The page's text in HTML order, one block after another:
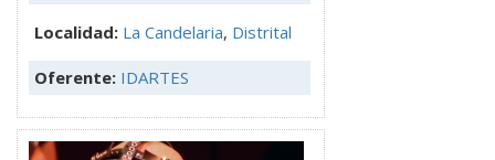
Localidad: La Candelaria, Distrital
Oferente: IDARTES